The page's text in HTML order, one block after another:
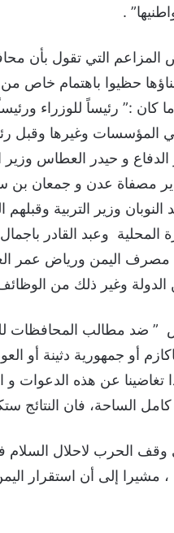
.
المزاعم التي تقول بأن
بأنه عندما كان :” رئيساً
المؤسسات وغيرها وقبل
و حيدر العطاس وزير
عدن و جمعان بن سعد
وزير التربية وقبلهم
المحلية وعبد القادر
مصرف اليمن ورياض عمر
وغير ذلك من الوظائف
” ضد مطالب المحافظات
أو جمهورية دثينة أو
تغاضينا عن هذه الدعوات و
كامل الساحة، فان النتائج
الحرب لاحلال السلام
، مشيرا إلى أن استقرار